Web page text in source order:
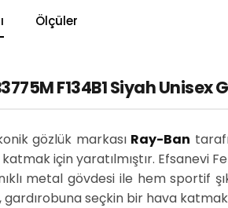
Ölçüler
F134B1 Siyah Unisex
gözlük markası Ray-Ban
katmak için yaratılmıştır. Efsanevi
metal gövdesi ile hem sportif
gardırobuna seçkin bir hava